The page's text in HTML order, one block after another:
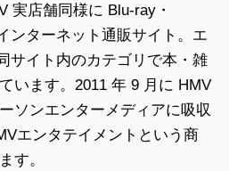
実店舗同様に Blu-ray・
ンターネット通販サイト。エ
サイト内のカテゴリで本・雑
います。2011 年 9 月に HMV
ソンエンターメディアに吸収
エンタテイメントという商
す。